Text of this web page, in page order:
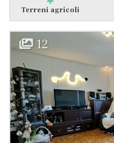
Terreni agricoli
12